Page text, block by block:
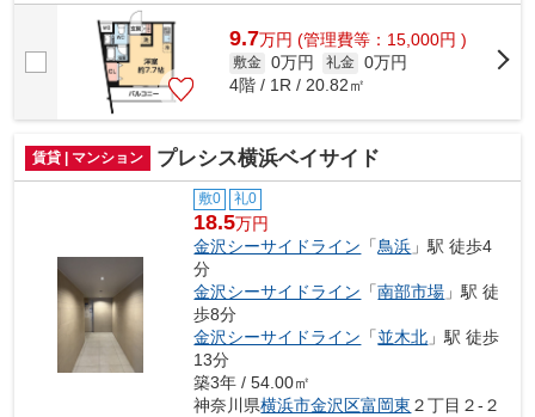
的な立地の物件です♪2駅利用可能な物件で目的...
9.7万円 (管理費等：15,000円 )
敷金 0万円 礼金 0万円
4階 / 1R / 20.82㎡
賃貸 | マンション プレシス横浜ベイサイド
敷0 礼0
18.5万円
金沢シーサイドライン 「鳥浜 」駅 徒歩4
分
金沢シーサイドライン 「南部市場 」駅 徒
歩8分
金沢シーサイドライン 「並木北 」駅 徒歩
13分
築3年 / 54.00㎡
神奈川県横浜市金沢区富岡東 ２丁目２-２